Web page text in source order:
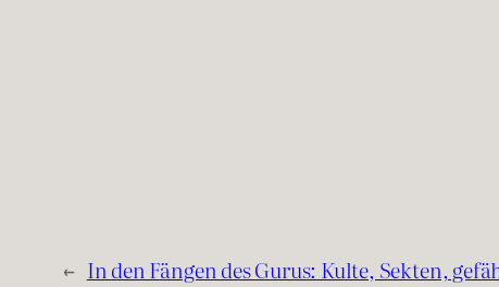
← In den Fängen des Gurus: Kulte, Sekten,